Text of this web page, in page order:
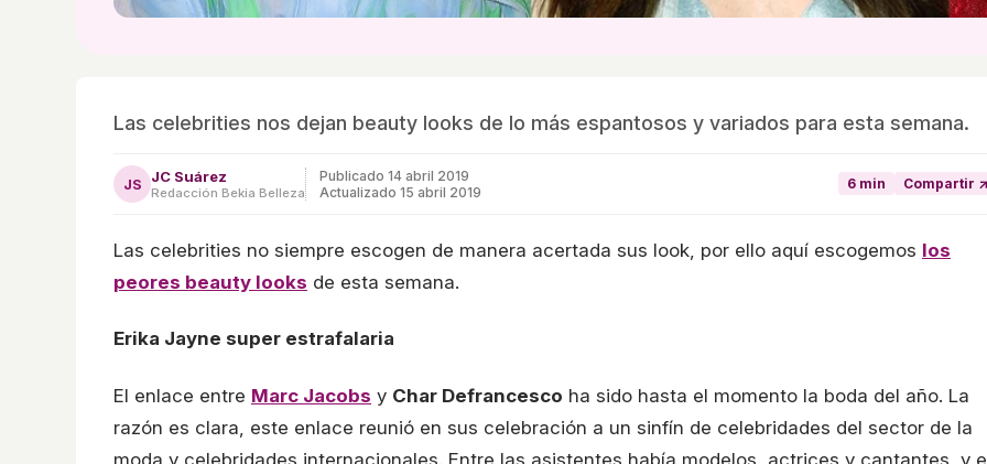
Las celebrities nos dejan beauty looks de lo más espantosos y variados para esta semana.
JS JC Suárez
Redacción Bekia Belleza
Publicado 14 abril 2019
Actualizado 15 abril 2019
6 min Compartir ↗
Las celebrities no siempre escogen de manera acertada sus look, por ello aquí escogemos los
peores beauty looks de esta semana.
Erika Jayne super estrafalaria
El enlace entre Marc Jacobs y Char Defrancesco ha sido hasta el momento la boda del año. La
razón es clara, este enlace reunió en sus celebración a un sinfín de celebridades del sector de la
moda y celebridades internacionales. Entre las asistentes había modelos, actrices y cantantes, y